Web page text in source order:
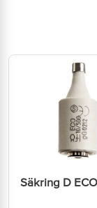
Säkring D ECO